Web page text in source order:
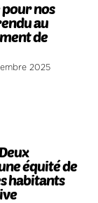
pour nos
au
de
2025
Deux
équité de
habitants